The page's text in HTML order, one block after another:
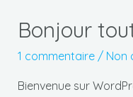
Bonjour
1 commentaire / Non
Bienvenue sur